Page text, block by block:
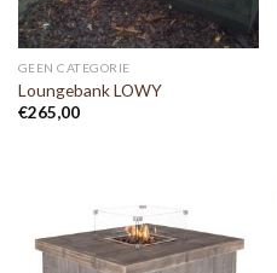
GEEN CATEGORIE
Loungebank LOWY
€265,00